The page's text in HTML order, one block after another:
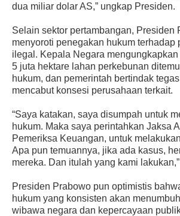
dua miliar dolar AS,” ungkap Presiden.
Selain sektor pertambangan, Presiden
menyoroti penegakan hukum terhadap
ilegal. Kepala Negara
5 juta hektare lahan perkebunan
hukum, dan pemerintah bertindak
mencabut konsesi perusahaan terkait.
“Saya katakan, saya disumpah untuk
hukum. Maka saya perintahkan Jaksa
Pemeriksa Keuangan, untuk
Apa pun temuannya, jika ada kasus,
mereka. Dan itulah yang kami
Presiden Prabowo pun optimistis
hukum yang konsisten akan
wibawa negara dan kepercayaan